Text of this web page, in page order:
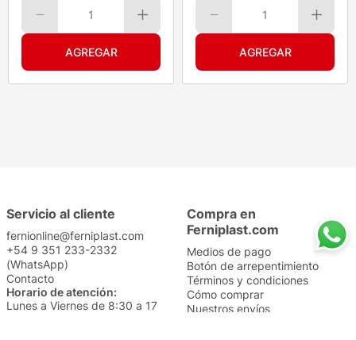
1 1
Servicio al cliente
fernionline@ferniplast.com
+54 9 351 233-2332
(WhatsApp)
Contacto
Horario de atención:
Lunes a Viernes de 8:30 a 17
Compra en
Ferniplast.com
Medios de pago
Botón de arrepentimiento
Términos y condiciones
Cómo comprar
Nuestros envíos